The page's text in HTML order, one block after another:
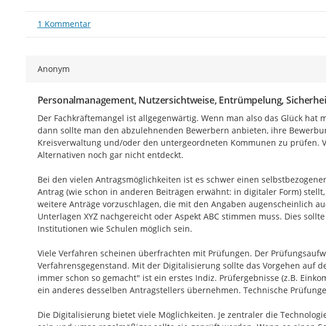
1 Kommentar
Anonym
Personalmanagement, Nutzersichtweise, Entrümpelung,
Der Fachkräftemangel ist allgegenwärtig. Wenn man also das Glück hat
dann sollte man den abzulehnenden Bewerbern anbieten, ihre
Kreisverwaltung und/oder den untergeordneten Kommunen zu prüfen.
Alternativen noch gar nicht entdeckt.
Bei den vielen Antragsmöglichkeiten ist es schwer einen
Antrag (wie schon in anderen Beiträgen erwähnt: in digitaler Form)
weitere Anträge vorzuschlagen, die mit den Angaben augenscheinlich
Unterlagen XYZ nachgereicht oder Aspekt ABC stimmen muss. Dies
Institutionen wie Schulen möglich sein.
Viele Verfahren scheinen überfrachten mit Prüfungen. Der
Verfahrensgegenstand. Mit der Digitalisierung sollte das Vorgehen auf
immer schon so gemacht" ist ein erstes Indiz. Prüfergebnisse (z.B.
ein anderes desselben Antragstellers übernehmen. Technische
Die Digitalisierung bietet viele Möglichkeiten. Je zentraler die